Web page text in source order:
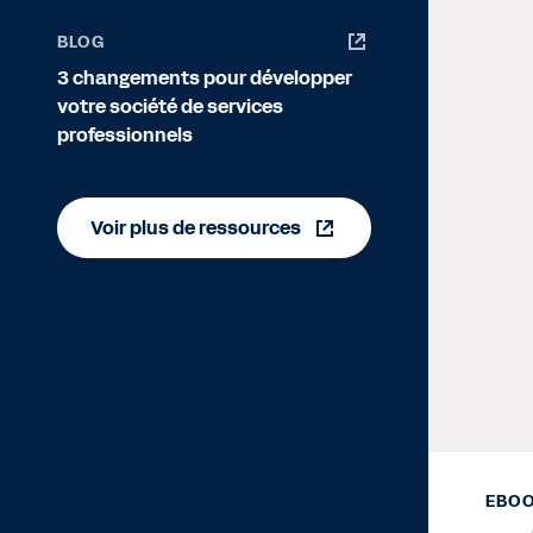
BLOG
3 changements pour développer
votre société de services
professionnels
Voir plus de ressources